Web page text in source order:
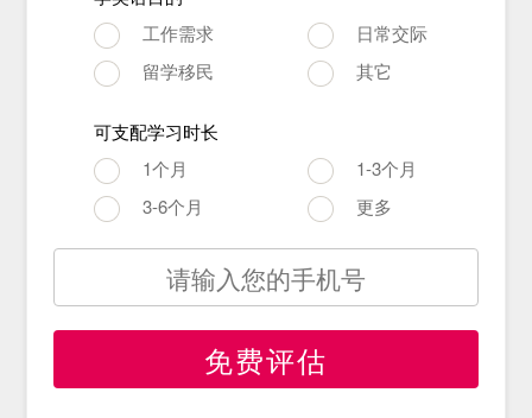
工作需求
日常交际
留学移民
其它
可支配学习时长
1个月
1-3个月
3-6个月
更多
免费评估